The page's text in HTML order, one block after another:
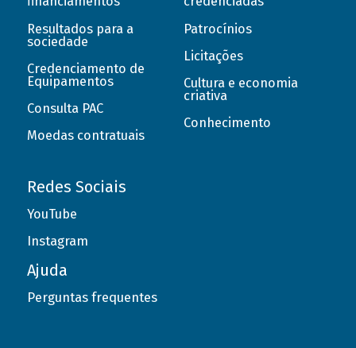
Resultados para a
sociedade
Credenciamento de
Equipamentos
Consulta PAC
Moedas contratuais
Patrocínios
Licitações
Cultura e economia
criativa
Conhecimento
Redes Sociais
YouTube
Instagram
Ajuda
Perguntas frequentes